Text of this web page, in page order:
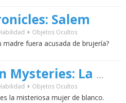
Salem
Objetos Ocultos
madre fuera acusada de brujería?
Victorian Mysteries: La mujer de blanco
Objetos Ocultos
la misteriosa mujer de blanco.